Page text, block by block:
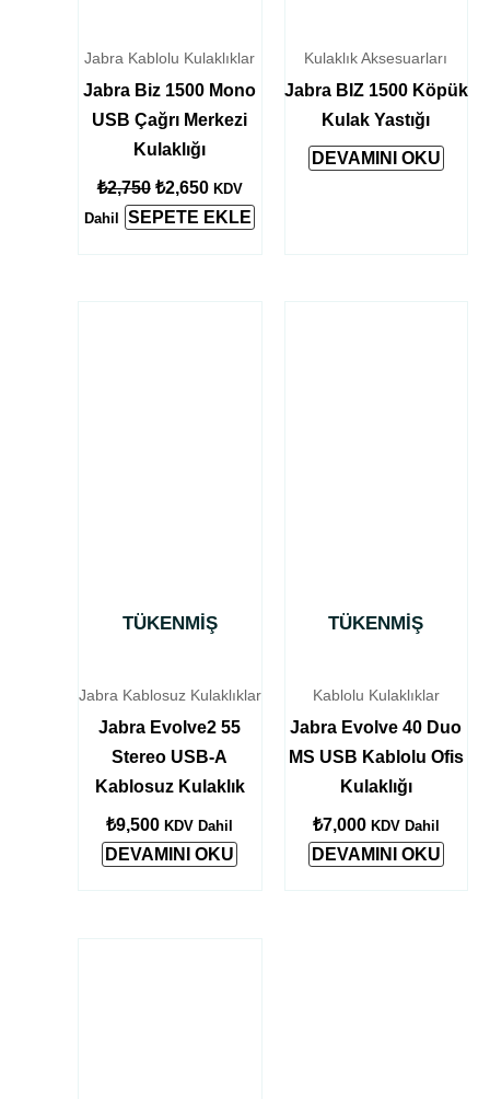
Jabra Kablolu Kulaklıklar
Jabra Biz 1500 Mono
USB Çağrı Merkezi
Kulaklığı
₺2,750 ₺2,650 KDV
Dahil
SEPETE EKLE
Kulaklık Aksesuarları
Jabra BIZ 1500 Köpük
Kulak Yastığı
DEVAMINI OKU
TÜKENMIŞ
Jabra Kablosuz Kulaklıklar
Jabra Evolve2 55
Stereo USB-A
Kablosuz Kulaklık
₺9,500 KDV Dahil
DEVAMINI OKU
TÜKENMIŞ
Kablolu Kulaklıklar
Jabra Evolve 40 Duo
MS USB Kablolu Ofis
Kulaklığı
₺7,000 KDV Dahil
DEVAMINI OKU